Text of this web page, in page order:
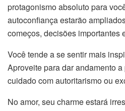
protagonismo absoluto para
autoconfiança estarão
começos, decisões importantes
Você tende a se sentir mais
Aproveite para dar andamento
cuidado com autoritarismo ou
No amor, seu charme estará